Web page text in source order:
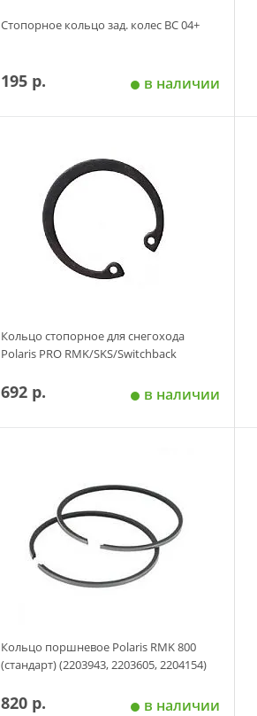
Стопорное кольцо зад. колес ВС 04+
195 р. в наличии
Кольцо стопорное для снегохода
Polaris PRO RMK/SKS/Switchback
692 р. в наличии
Кольцо поршневое Polaris RMK 800
(стандарт) (2203943, 2203605, 2204154)
820 р. в наличии